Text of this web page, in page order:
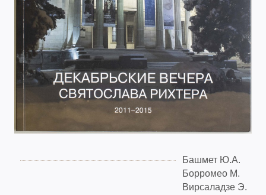
Башмет Ю.А.
Борромео М.
Вирсаладзе Э.